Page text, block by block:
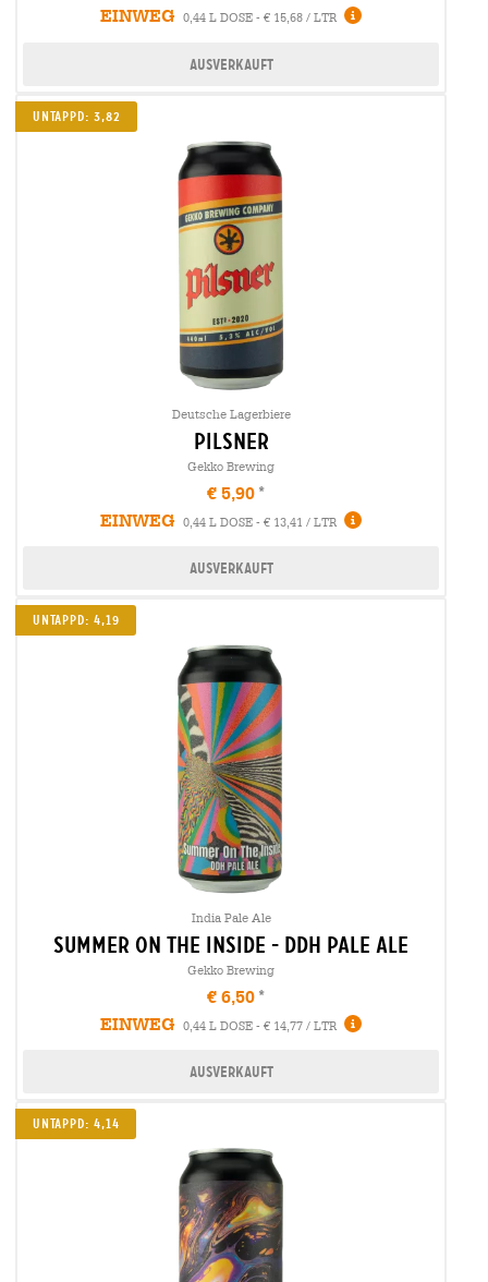
EINWEG
0,44 L DOSE - € 15,68 / LTR
Ausverkauft
Untappd: 3,82
Deutsche Lagerbiere
pilsner
Gekko Brewing
€ 5,90
EINWEG
0,44 L DOSE - € 13,41 / LTR
Ausverkauft
Untappd: 4,19
India Pale Ale
summer on the inside - ddh pale ale
Gekko Brewing
€ 6,50
EINWEG
0,44 L DOSE - € 14,77 / LTR
Ausverkauft
Untappd: 4,14